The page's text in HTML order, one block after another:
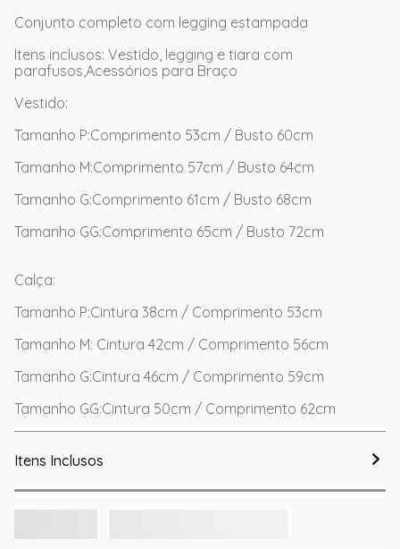
Conjunto completo com legging estampada
Itens inclusos: Vestido, legging e tiara com
parafusos,Acessórios para Braço
Vestido:
Tamanho P:Comprimento 53cm / Busto 60cm
Tamanho M:Comprimento 57cm / Busto 64cm
Tamanho G:Comprimento 61cm / Busto 68cm
Tamanho GG:Comprimento 65cm / Busto 72cm
Calça:
Tamanho P:Cintura 38cm / Comprimento 53cm
Tamanho M: Cintura 42cm / Comprimento 56cm
Tamanho G:Cintura 46cm / Comprimento 59cm
Tamanho GG:Cintura 50cm / Comprimento 62cm
Itens Inclusos